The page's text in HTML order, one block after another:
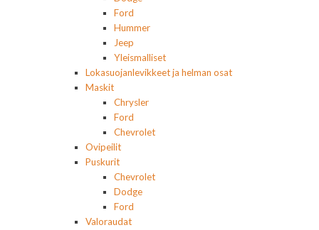
Ford
Hummer
Jeep
Yleismalliset
Lokasuojanlevikkeet ja helman osat
Maskit
Chrysler
Ford
Chevrolet
Ovipeilit
Puskurit
Chevrolet
Dodge
Ford
Valoraudat